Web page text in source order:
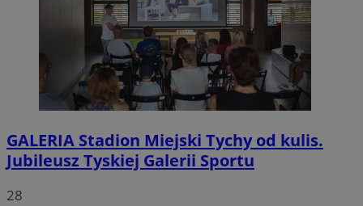
GALERIA Stadion Miejski Tychy od kulis.
Jubileusz Tyskiej Galerii Sportu
28